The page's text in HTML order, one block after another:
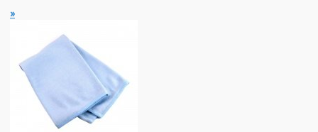
»